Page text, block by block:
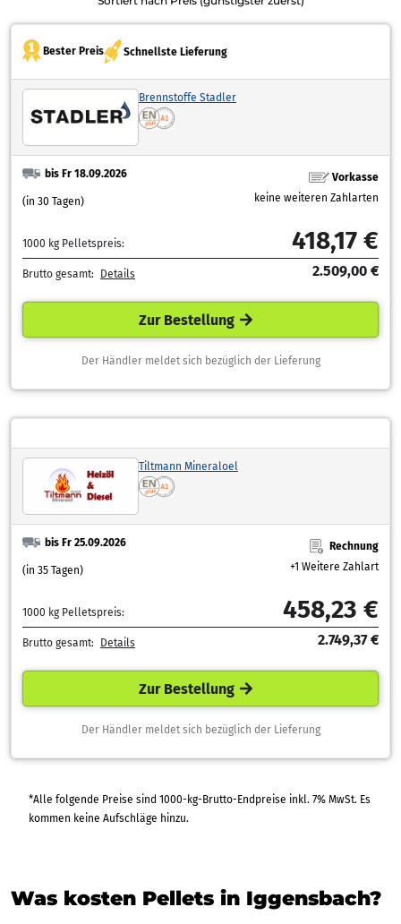
Bester Preis Schnellste Lieferung
Brennstoffe Stadler
bis Fr 18.09.2026
(in 30 Tagen)
Vorkasse
keine weiteren Zahlarten
1000 kg Pelletspreis: 418,17 €
Brutto gesamt: Details 2.509,00 €
Zur Bestellung
Der Händler meldet sich bezüglich der Lieferung
Tiltmann Mineraloel
bis Fr 25.09.2026
(in 35 Tagen)
Rechnung
+1 Weitere Zahlart
1000 kg Pelletspreis: 458,23 €
Brutto gesamt: Details 2.749,37 €
Zur Bestellung
Der Händler meldet sich bezüglich der Lieferung
*Alle folgende Preise sind 1000-kg-Brutto-Endpreise inkl. 7% MwSt. Es
kommen keine Aufschläge hinzu.
Was kosten Pellets in Iggensbach?